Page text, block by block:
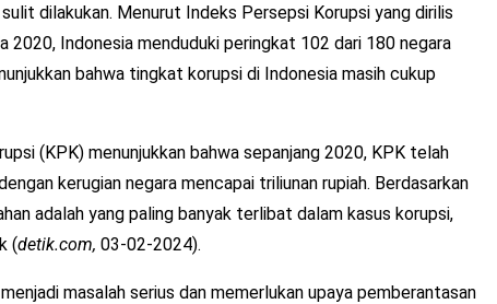
dilakukan. Menurut Indeks Persepsi Korupsi yang dirilis
2020, Indonesia menduduki peringkat 102 dari 180 negara
bahwa tingkat korupsi di Indonesia masih cukup
(KPK) menunjukkan bahwa sepanjang 2020, KPK telah
kerugian negara mencapai triliunan rupiah. Berdasarkan
adalah yang paling banyak terlibat dalam kasus korupsi,
(detik.com, 03-02-2024).
masalah serius dan memerlukan upaya pemberantasan